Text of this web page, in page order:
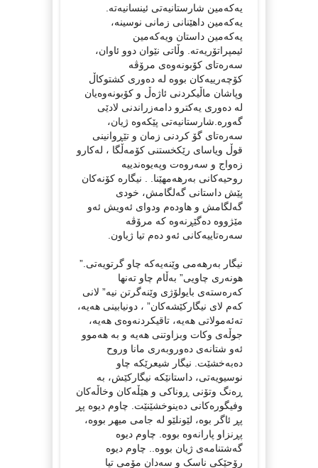
یەکەمین شارستانیەتی ئینسانیەتە.
یەکەمین داهێنانی زمانی نوسینە،
یەکەمین داستان ویەکەمین
ئیمپراتۆریەتە. وڵاتی نێوان دوو ئاوان،
سەرەتای کۆبونەوەی مرۆڤە
کۆچەرییەکان بووە لە دەوری کشتوکاڵ
وپاشان ماڵیکردنی ئاژەڵ و کۆبونەوەیان
لە دەوری یەکترو دامەزراندنی لادێی
گەورە.شارستانیەتی پێکەوە ژیان،
سەرەتای گۆ کردنی زمان و تێڕوانینی
قوڵ ویاسای رێکخستنی کۆمەڵگا ، لەکارو
زەواج و سەروەت وپەیوەندییە
روحیەکانی بەرهەمهێنا. . نیگارە کۆنەکان
پێش داستانی گەلگامش، خودی
گەلگامش و هاودەم ودوای ئەویش ئەو
مێژووە دەگێڕنەوە کە مرۆڤە
سەرەتاییەکانی ئەو دەم تیا ژیاون.
نیگار بەرهەمی وێنەیەکە چاو گرتویەتی.”
هونەری چاویی” بەڵام چاو تەنها
کەرەستەی بایولۆژی وێنەگرتن نیە” لانی
کەم لای نیگارکێشەکان” ، دونیابینی هەیە،
تەئەمولاتی هەیە، تاقیکردنەوەی هەیە،
جوڵەی وکات وبزاوتنی هەیە و بە هەموو
ئەو شتانەی دەوروبەری مانا وروح
دەبەخشێت. نیگار شیعرێکە چاو
نوسیویەتی، داستانێکە نیگارکێش، بە
ڕەنگ وتۆنی ڕوناکی و هێڵەکان وخاڵەکان
وفیگورەکانی دەینوخشێنێت. چاوم دیوە پڕ
پڕ ئاگر بوە، لێونلێو لە جامی میهر بووە،
پڕنزاو پارانەوە بووە. چاوم دیوە
گەشتنامەی ژیان بووە.. چاوم دیوە
رۆحێکی ناسک و سەدان مۆمی تیا